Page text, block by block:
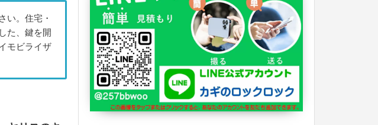
い。住宅・
た、鍵を開
モビライザ